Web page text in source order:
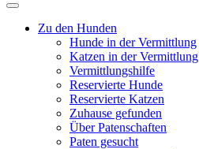
Zu den Hunden
Hunde in der Vermittlung
Katzen in der Vermittlung
Vermittlungshilfe
Reservierte Hunde
Reservierte Katzen
Zuhause gefunden
Über Patenschaften
Paten gesucht